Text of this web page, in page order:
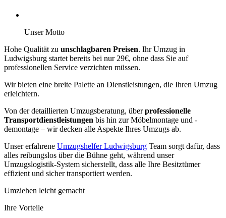
Unser Motto
Hohe Qualität zu unschlagbaren Preisen. Ihr Umzug in
Ludwigsburg startet bereits bei nur 29€, ohne dass Sie auf
professionellen Service verzichten müssen.
Wir bieten eine breite Palette an Dienstleistungen, die Ihren Umzug
erleichtern.
Von der detaillierten Umzugsberatung, überprofessionelle
Transportdienstleistungen bis hin zur Möbelmontage und -
demontage – wir decken alle Aspekte Ihres Umzugs ab.
Unser erfahrene Umzugshelfer Ludwigsburg Team sorgt dafür, dass
alles reibungslos über die Bühne geht, während unser
Umzugslogistik-System sicherstellt, dass alle Ihre Besitztümer
effizient und sicher transportiert werden.
Umziehen leicht gemacht
Ihre Vorteile